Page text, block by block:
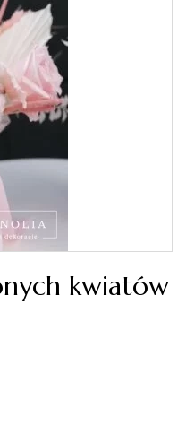
kwiatów